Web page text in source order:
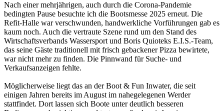
Nach einer mehrjährigen, auch durch die Corona-Pandemie
bedingten Pause besuchte ich die Bootsmesse 2025 erneut. Die
Refit-Halle war verschwunden, handwerkliche Vorführungen gab es
kaum noch. Auch die vertraute Szene rund um den Stand des
Wirtschaftsverbands Wassersport und Boris Quioteks E.I.S.-Team,
das seine Gäste traditionell mit frisch gebackener Pizza bewirtete,
war nicht mehr zu finden. Die Pinnwand für Suche- und
Verkaufsanzeigen fehlte.
Möglicherweise liegt das an der Boot & Fun Inwater, die seit
einigen Jahren bereits im August im nahegelegenen Werder
stattfindet. Dort lassen sich Boote unter deutlich besseren